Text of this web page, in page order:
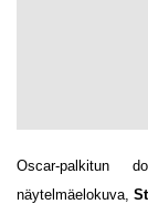
Oscar-palkitun
näytelmäelokuva,